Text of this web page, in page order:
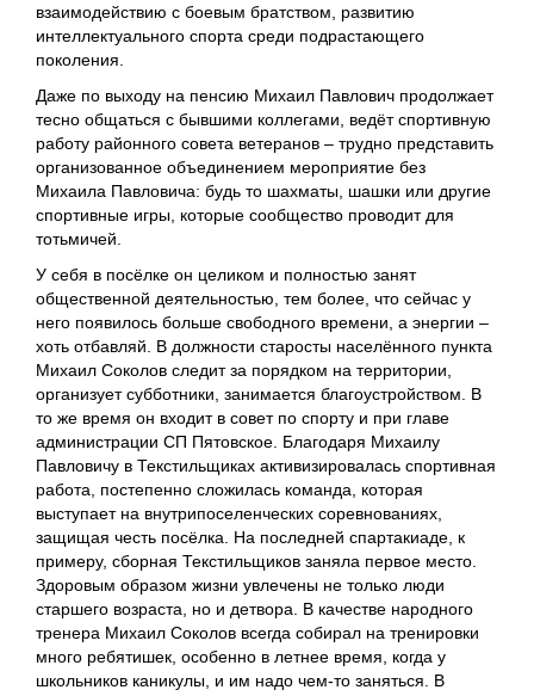
взаимодействию с боевым братством, развитию
интеллектуального спорта среди подрастающего
поколения.
Даже по выходу на пенсию Михаил Павлович продолжает
тесно общаться с бывшими коллегами, ведёт спортивную
работу районного совета ветеранов – трудно представить
организованное объединением мероприятие без
Михаила Павловича: будь то шахматы, шашки или другие
спортивные игры, которые сообщество проводит для
тотьмичей.
У себя в посёлке он целиком и полностью занят
общественной деятельностью, тем более, что сейчас у
него появилось больше свободного времени, а энергии ‒
хоть отбавляй. В должности старосты населённого пункта
Михаил Соколов следит за порядком на территории,
организует субботники, занимается благоустройством. В
то же время он входит в совет по спорту и при главе
администрации СП Пятовское. Благодаря Михаилу
Павловичу в Текстильщиках активизировалась спортивная
работа, постепенно сложилась команда, которая
выступает на внутрипоселенческих соревнованиях,
защищая честь посёлка. На последней спартакиаде, к
примеру, сборная Текстильщиков заняла первое место.
Здоровым образом жизни увлечены не только люди
старшего возраста, но и детвора. В качестве народного
тренера Михаил Соколов всегда собирал на тренировки
много ребятишек, особенно в летнее время, когда у
школьников каникулы, и им надо чем-то заняться. В